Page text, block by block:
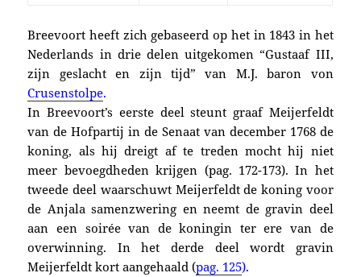
Breevoort heeft zich gebaseerd op het in 1843 in het
Nederlands in drie delen uitgekomen “Gustaaf III,
zijn geslacht en zijn tijd” van M.J. baron von
Crusenstolpe.
In Breevoort’s eerste deel steunt graaf Meijerfeldt
van de Hofpartij in de Senaat van december 1768 de
koning, als hij dreigt af te treden mocht hij niet
meer bevoegdheden krijgen (pag. 172-173). In het
tweede deel waarschuwt Meijerfeldt de koning voor
de Anjala samenzwering en neemt de gravin deel
aan een soirée van de koningin ter ere van de
overwinning. In het derde deel wordt gravin
Meijerfeldt kort aangehaald (pag. 125).